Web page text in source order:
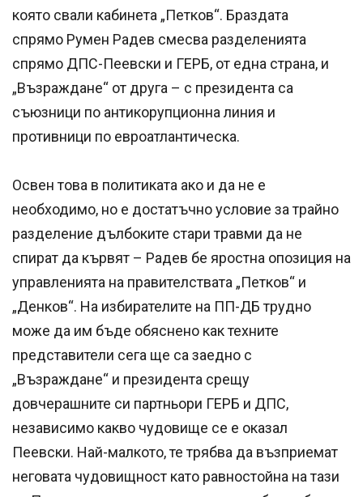
която свали кабинета „Петков“. Браздата
спрямо Румен Радев смесва разделенията
спрямо ДПС-Пеевски и ГЕРБ, от една страна, и
„Възраждане“ от друга – с президента са
съюзници по антикорупционна линия и
противници по евроатлантическа.
Освен това в политиката ако и да не е
необходимо, но е достатъчно условие за трайно
разделение дълбоките стари травми да не
спират да кървят – Радев бе яростна опозиция на
управленията на правителствата „Петков“ и
„Денков“. На избирателите на ПП-ДБ трудно
може да им бъде обяснено как техните
представители сега ще са заедно с
„Възраждане“ и президента срещу
довчерашните си партньори ГЕРБ и ДПС,
независимо какво чудовище се е оказал
Пеевски. Най-малкото, те трябва да възприемат
неговата чудовищност като равностойна на тази